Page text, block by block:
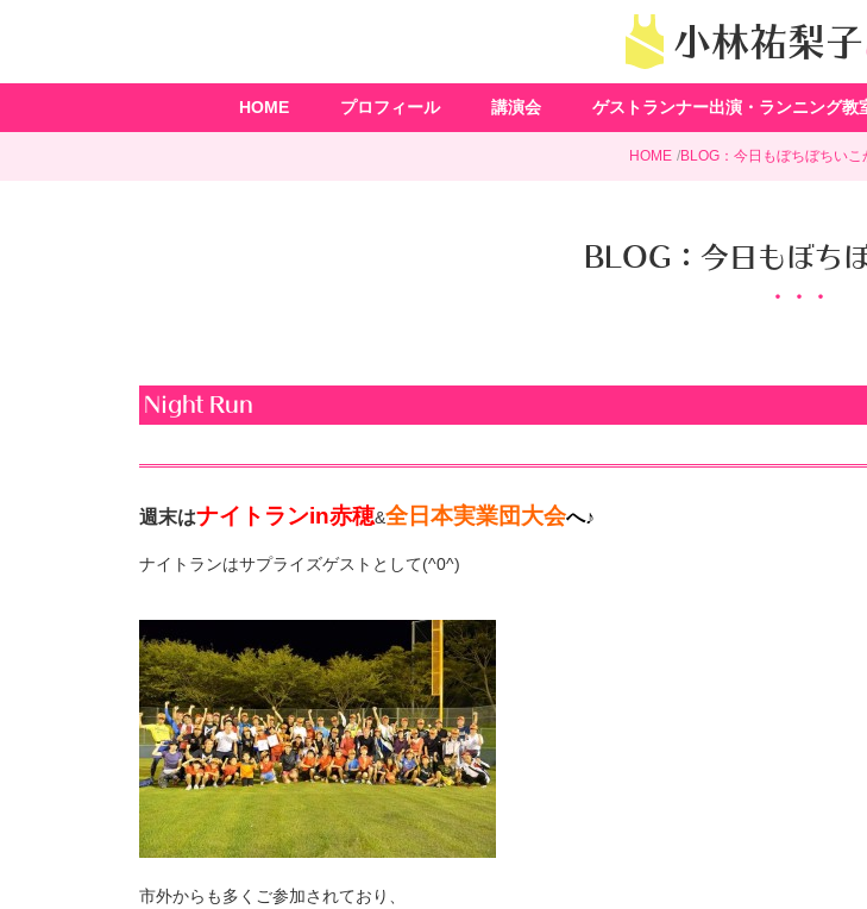
小林祐梨子
HOME プロフィール 講演会 ゲストランナー出演・ランニング教
HOME BLOG：今日もぼちぼちいこ
BLOG：今日もぼち
Night Run
週末はナイトランin赤穂&全日本実業団大会へ♪
ナイトランはサプライズゲストとして(^0^)
市外からも多くご参加されており、